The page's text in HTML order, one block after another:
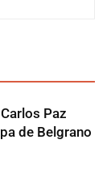
Paz
de Belgrano